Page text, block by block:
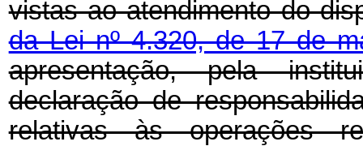
vistas ao atendimento do
da Lei nº 4.320, de 17 de
apresentação, pela
declaração de
relativas às operações